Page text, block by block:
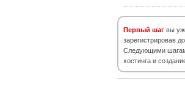
Первый шаг вы
зарегистрировав
Следующими
хостинга и